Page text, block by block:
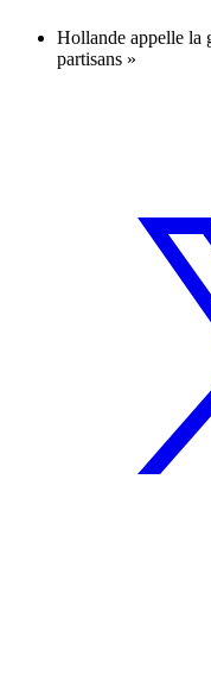
Hollande appelle la
partisans »